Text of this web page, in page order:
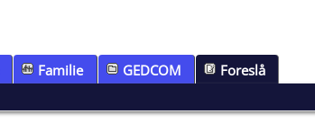
Familie GEDCOM Foreslå